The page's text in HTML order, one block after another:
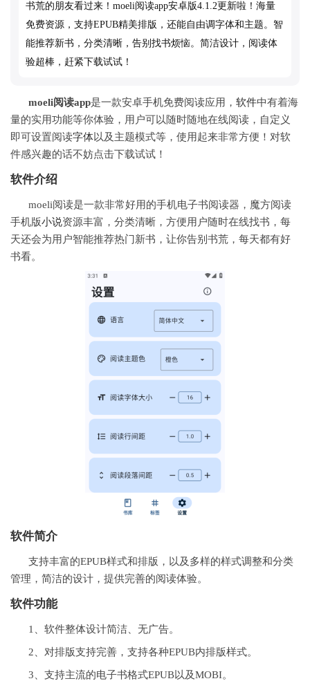
书荒的朋友看过来！moeli阅读app安卓版4.1.2更新啦！海量
免费资源，支持EPUB精美排版，还能自由调字体和主题。智
能推荐新书，分类清晰，告别找书烦恼。简洁设计，阅读体
验超棒，赶紧下载试试！
moeli阅读app是一款安卓手机免费阅读应用， 软件中有着海
量的实用功能等你体验，用户可以随时随地在线阅读，自定义
即可设置阅读字体以及主题模式等，使用起来非常方便！对软
件感兴趣的话不妨点击下载试试！
软件介绍
moeli阅读是一款非常好用的手机电子书阅读器，魔方阅读
手机版小说资源丰富，分类清晰，方便用户随时在线找书，每
天还会为用户智能推荐热门新书，让你告别书荒，每天都有好
书看。
软件简介
支持丰富的EPUB样式和排版，以及多样的样式调整和分类
管理，简洁的设计，提供完善的阅读体验。
软件功能
1、软件整体设计简洁、无广告。
2、对排版支持完善，支持各种EPUB内排版样式。
3、支持主流的电子书格式EPUB以及MOBI。